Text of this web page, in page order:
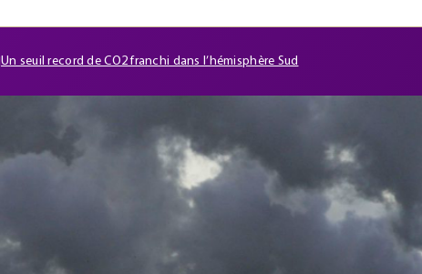
Un seuil record de CO2 franchi dans l’hémisphère Sud